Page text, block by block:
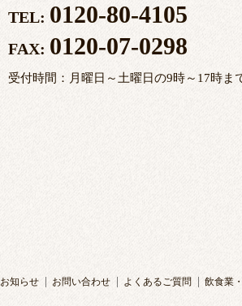
TEL: 0120-80-4105
FAX: 0120-07-0298
受付時間：月曜日～土曜日の9時～17時ま
お知らせ お問い合わせ よくあるご質問 飲食業